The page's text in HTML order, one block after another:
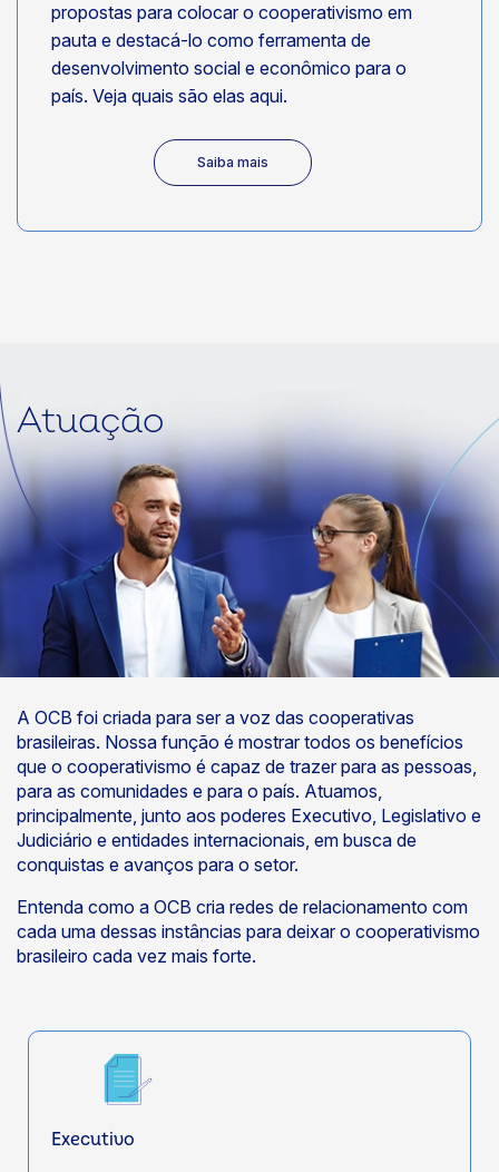
propostas para colocar o cooperativismo em
pauta e destacá-lo como ferramenta de
desenvolvimento social e econômico para o
país. Veja quais são elas aqui.
Saiba mais
Atuação
A OCB foi criada para ser a voz das cooperativas
brasileiras. Nossa função é mostrar todos os benefícios
que o cooperativismo é capaz de trazer para as pessoas,
para as comunidades e para o país. Atuamos,
principalmente, junto aos poderes Executivo, Legislativo e
Judiciário e entidades internacionais, em busca de
conquistas e avanços para o setor.
Entenda como a OCB cria redes de relacionamento com
cada uma dessas instâncias para deixar o cooperativismo
brasileiro cada vez mais forte.
Executivo